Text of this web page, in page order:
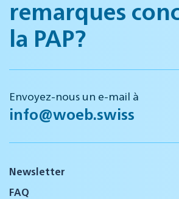
remarques
la PAP?
Envoyez-nous un e-mail à
info@woeb.swiss
Newsletter
FAQ